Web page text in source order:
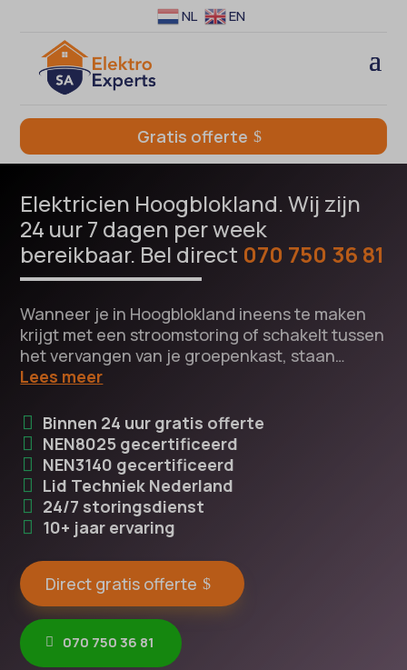
NL EN
Gratis offerte
Elektricien Hoogblokland. Wij zijn
24 uur 7 dagen per week
bereikbaar. Bel direct 070 750 36 81
Wanneer je in Hoogblokland ineens te maken
krijgt met een stroomstoring of schakelt tussen
het vervangen van je groepenkast, staan…
Lees meer
Binnen 24 uur gratis offerte
NEN8025 gecertificeerd
NEN3140 gecertificeerd
Lid Techniek Nederland
24/7 storingsdienst
10+ jaar ervaring
Direct gratis offerte
070 750 36 81